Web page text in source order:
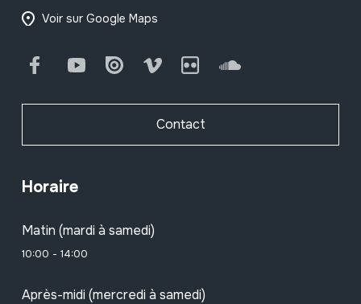
Voir sur Google Maps
FacebookYoutube Issuu Vimeo Flickr SoundCloud
Contact
Horaire
Matin (mardi à samedi)
10:00 - 14:00
Après-midi (mercredi à samedi)